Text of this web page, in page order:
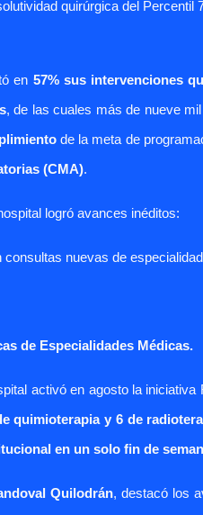
quirúrgica del Percentil
en 57% sus intervenciones
, de las cuales más de nuevemil
de la meta de
(CMA).
logró avances inéditos:
nuevas de especialidad
de Especialidades Médicas.
activó en agosto la
quimioterapia y 6 de
en un solo fin de
Quilodrán, destacó los